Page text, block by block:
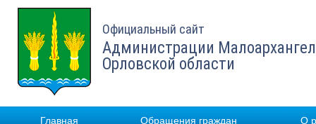
Официальный сайт
Администрации
Орловской области
Главная Обращения граждан О